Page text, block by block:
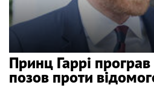
Принц Гаррі
позов проти